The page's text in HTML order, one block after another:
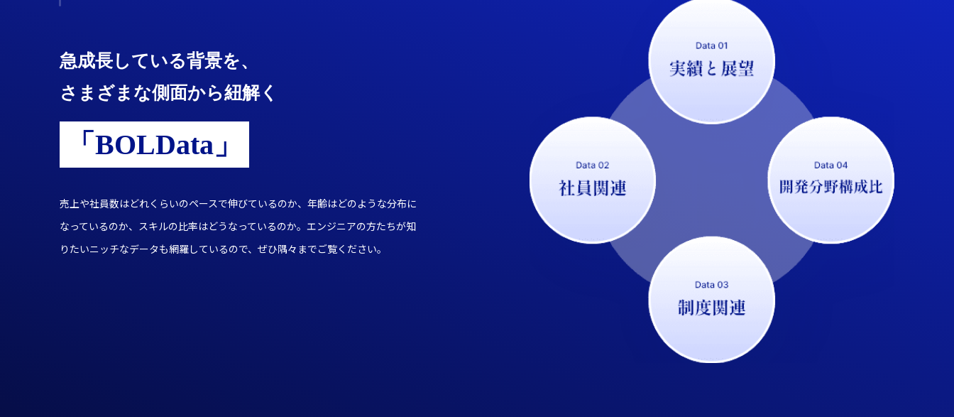
急成長している背景を、
さまざまな側面から紐解く
「BOLData」
売上や社員数はどれくらいのペースで伸びているのか、年齢はどのような分布に
なっているのか、スキルの比率はどうなっているのか。エンジニアの方たちが知
りたいニッチなデータも網羅しているので、ぜひ隅々までご覧ください。